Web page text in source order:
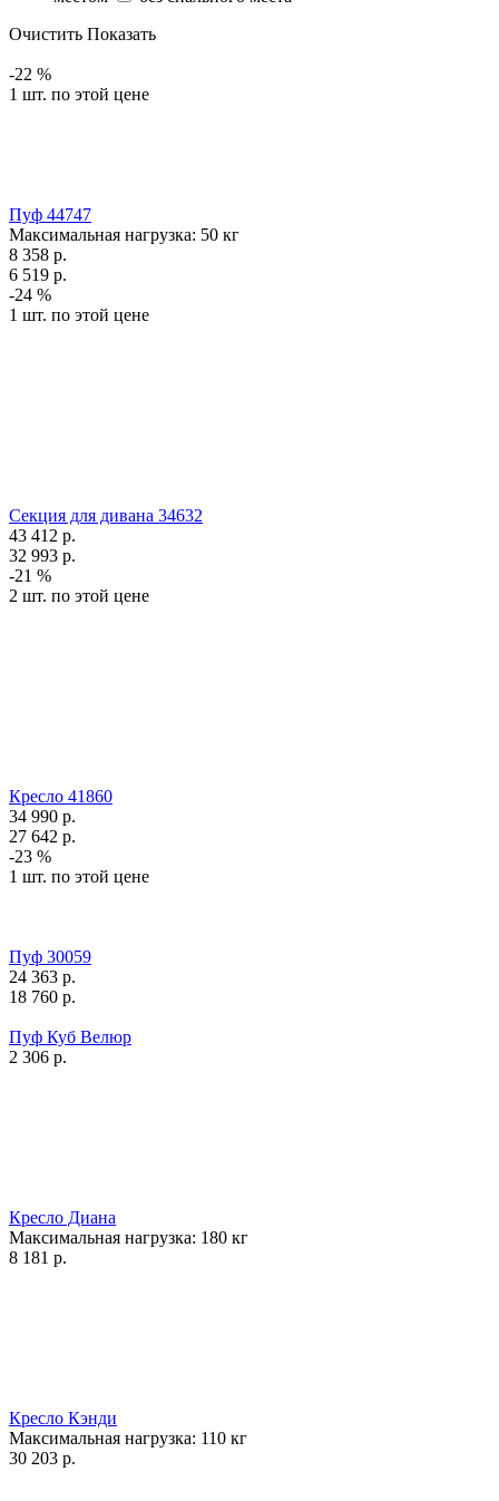
Очистить Показать
-22 %
1 шт. по этой цене
Пуф 44747
Максимальная нагрузка: 50 кг
8 358 р.
6 519 р.
-24 %
1 шт. по этой цене
Секция для дивана 34632
43 412 р.
32 993 р.
-21 %
2 шт. по этой цене
Кресло 41860
34 990 р.
27 642 р.
-23 %
1 шт. по этой цене
Пуф 30059
24 363 р.
18 760 р.
Пуф Куб Велюр
2 306 р.
Кресло Диана
Максимальная нагрузка: 180 кг
8 181 р.
Кресло Кэнди
Максимальная нагрузка: 110 кг
30 203 р.